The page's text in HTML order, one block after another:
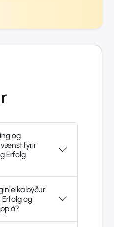
og
fyrir
Erfolg
býður
og
á?